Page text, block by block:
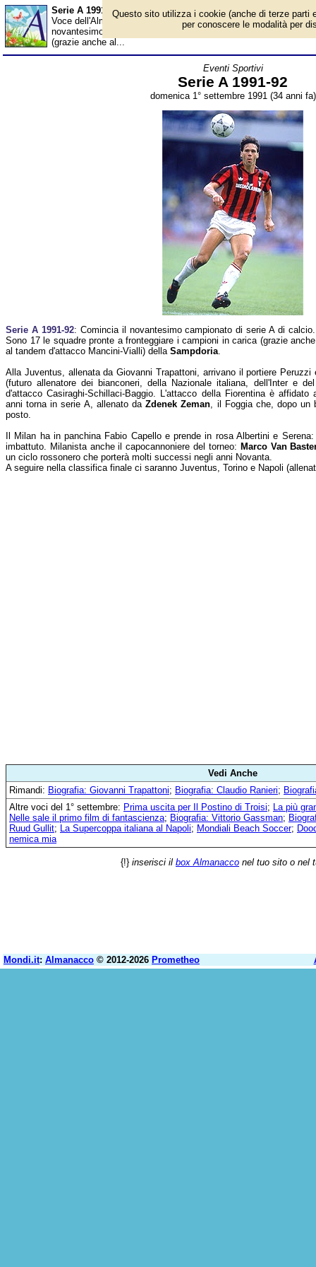
Serie A 1991-92 - Almanacco
Voce dell'Almanacco del 1° settembre, per la rubrica 'Eventi
novantesimo campionato di serie A di calcio. Sono 17 le
(grazie anche al...
Eventi Sportivi
Serie A 1991-92
domenica 1° settembre 1991 (34 anni fa)
Serie A 1991-92: Comincia il novantesimo campionato di serie A di calcio.
Sono 17 le squadre pronte a fronteggiare i campioni in carica (grazie anche
al tandem d'attacco Mancini-Vialli) della Sampdoria.
Alla Juventus, allenata da Giovanni Trapattoni, arrivano il portiere
(futuro allenatore dei bianconeri, della Nazionale italiana, dell'Inter e
d'attacco Casiraghi-Schillaci-Baggio. L'attacco della Fiorentina è affidato
anni torna in serie A, allenato daZdenek Zeman, il Foggia che, dopo un
posto.
Il Milan ha in panchina Fabio Capello e prende in rosa Albertini e
imbattuto. Milanista anche il capocannoniere del torneo: Marco Van
un ciclo rossonero che porterà molti successi negli anni Novanta.
A seguire nella classifica finale ci saranno Juventus, Torino e Napoli
Vedi Anche
Rimandi: Biografia: Giovanni Trapattoni; Biografia: Claudio Ranieri;
Altre voci del 1° settembre: Prima uscita per Il Postino di Troisi; La più
Nelle sale il primo film di fantascienza; Biografia: Vittorio Gassman;
Ruud Gullit; La Supercoppa italiana al Napoli; Mondiali Beach Soccer;
nemica mia
{!} inserisci il box Almanacco nel tuo sito o nel
Mondi.it: Almanacco © 2012-2026 Prometheo
Questo sito utilizza i cookie (anche di terze parti
per conoscere le modalità per